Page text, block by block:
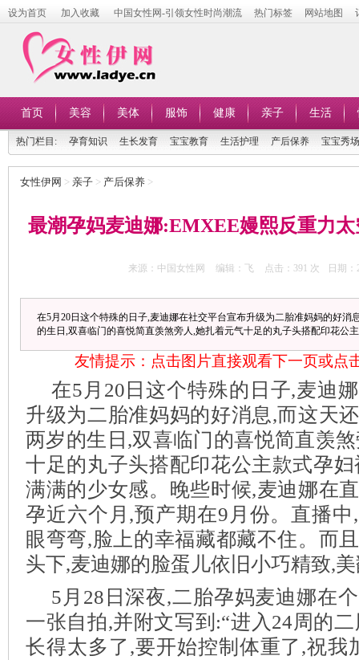
设为首页 加入收藏 中国女性网-引领女性时尚潮流 热门标签 网站地图
首页 美容 美体 服饰 健康 亲子 生活
热门栏目: 孕育知识 生长发育 宝宝教育 生活护理 产后保养 宝宝秀场
女性伊网 > 亲子 > 产后保养 >
最潮孕妈麦迪娜:EMXEE嫚熙反重力
来源：中国女性网 编辑：飞 点击： 391 次 日期：
在5月20日这个特殊的日子,麦迪娜在社交平台宣布升级为二胎准妈妈的好消
的生日,双喜临门的喜悦简直羡煞旁人,她扎着元气十足的丸子头搭配印花公
友情提示：点击图片直接观看下一页或点
在5月20日这个特殊的日子,麦迪
升级为二胎准妈妈的好消息,而这天
两岁的生日,双喜临门的喜悦简直羡
十足的丸子头搭配印花公主款式孕
满满的少女感。晚些时候,麦迪娜在
孕近六个月,预产期在9月份。直播
眼弯弯,脸上的幸福藏都藏不住。而
头下,麦迪娜的脸蛋儿依旧小巧精致,
5月28日深夜,二胎孕妈麦迪娜在
一张自拍,并附文写到:“进入24周的
长得太多了,要开始控制体重了,祝我